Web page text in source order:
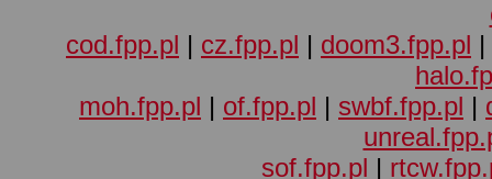
cod.fpp.pl | cz.fpp.pl | doom3.fpp.pl |
moh.fpp.pl | of.fpp.pl | swbf.fpp.pl |
sof.fpp.pl |